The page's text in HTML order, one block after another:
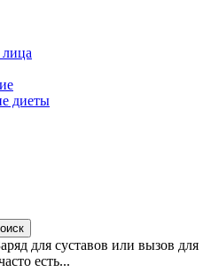
диеты
для суставов или вызов для
есть...